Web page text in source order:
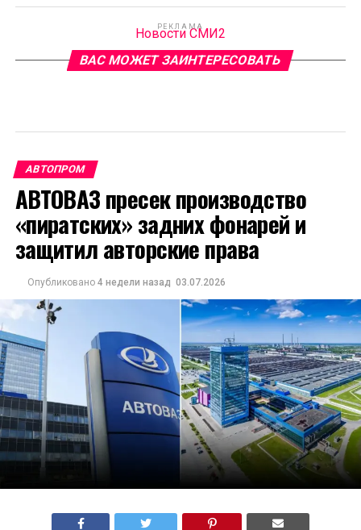
РЕКЛАМА
Новости СМИ2
ВАС МОЖЕТ ЗАИНТЕРЕСОВАТЬ
АВТОПРОМ
АВТОВАЗ пресек производство
«пиратских» задних фонарей и
защитил авторские права
Опубликовано 4 недели назад 03.07.2026